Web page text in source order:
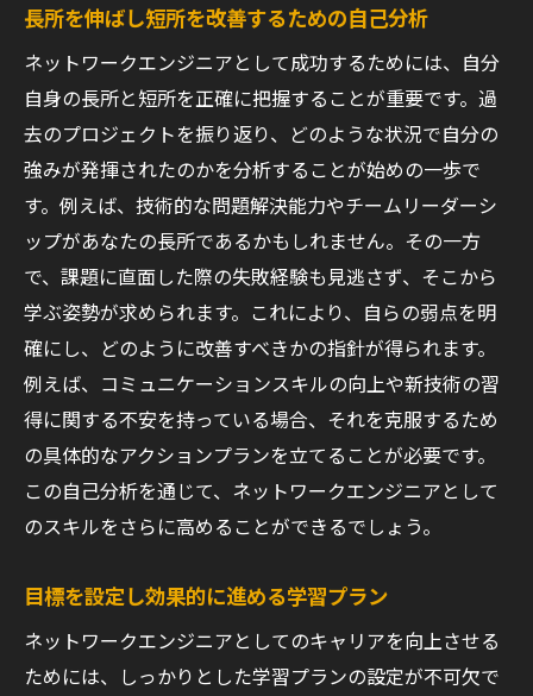
長所を伸ばし短所を改善するための自己分析
ネットワークエンジニアとして成功するためには、自分
自身の長所と短所を正確に把握することが重要です。過
去のプロジェクトを振り返り、どのような状況で自分の
強みが発揮されたのかを分析することが始めの一歩で
す。例えば、技術的な問題解決能力やチームリーダーシ
ップがあなたの長所であるかもしれません。その一方
で、課題に直面した際の失敗経験も見逃さず、そこから
学ぶ姿勢が求められます。これにより、自らの弱点を明
確にし、どのように改善すべきかの指針が得られます。
例えば、コミュニケーションスキルの向上や新技術の習
得に関する不安を持っている場合、それを克服するため
の具体的なアクションプランを立てることが必要です。
この自己分析を通じて、ネットワークエンジニアとして
のスキルをさらに高めることができるでしょう。
目標を設定し効果的に進める学習プラン
ネットワークエンジニアとしてのキャリアを向上させる
ためには、しっかりとした学習プランの設定が不可欠で